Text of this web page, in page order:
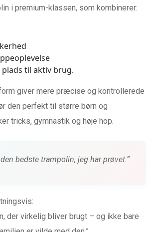
i premium-klassen, som kombinerer:
til aktiv brug.
giver mere præcise og kontrollerede
den perfekt til større børn og
tricks, gymnastik og høje hop.
bedste trampolin, jeg har prøvet.”
der virkelig bliver brugt – og ikke bare